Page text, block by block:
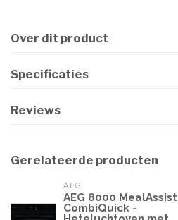
Over dit product
Specificaties
Reviews
Gerelateerde producten
AEG
AEG 8000 MealAssist
CombiQuick -